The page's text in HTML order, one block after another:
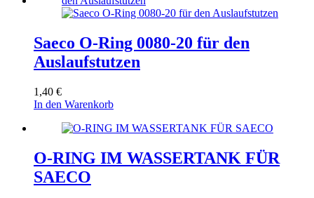
Saeco O-Ring 0080-20 für den
Auslaufstutzen
1,40 €
In den Warenkorb
O-RING IM WASSERTANK FÜR
SAECO